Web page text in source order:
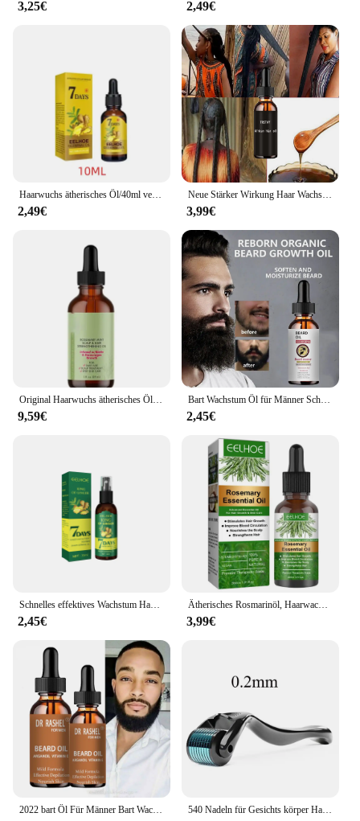
3,25€ 2,49€
2,49€
Neue Stärker Wirkung Haar Wachstum Öl für Schwarze Frauen Alte Afrikanische Haar Wachstum Formel Extrakt Starke Wirkung TRSTAY
3,99€
9,59€
Bart Wachstum Öl für Männer Schnelle Absorption Befeuchten Bart Effektive Bart Enhancer Serum Natürliche Anlage Bart Behandlung 60ML
2,45€
2,45€
Ätherisches Rosmarinöl, Haarwachstumsprodukte, Bio-Haarprodukte, Kopfhaut-Haarstärkungsöl für nährt glänzendes Haar, gesund
3,99€
540 Nadeln für Gesichts körper Haarwuchs Derma Roller für Haut Bart 0,2mm 0,25mm 0,3mm Nadel Micro Face Roll Tool Hautpflege